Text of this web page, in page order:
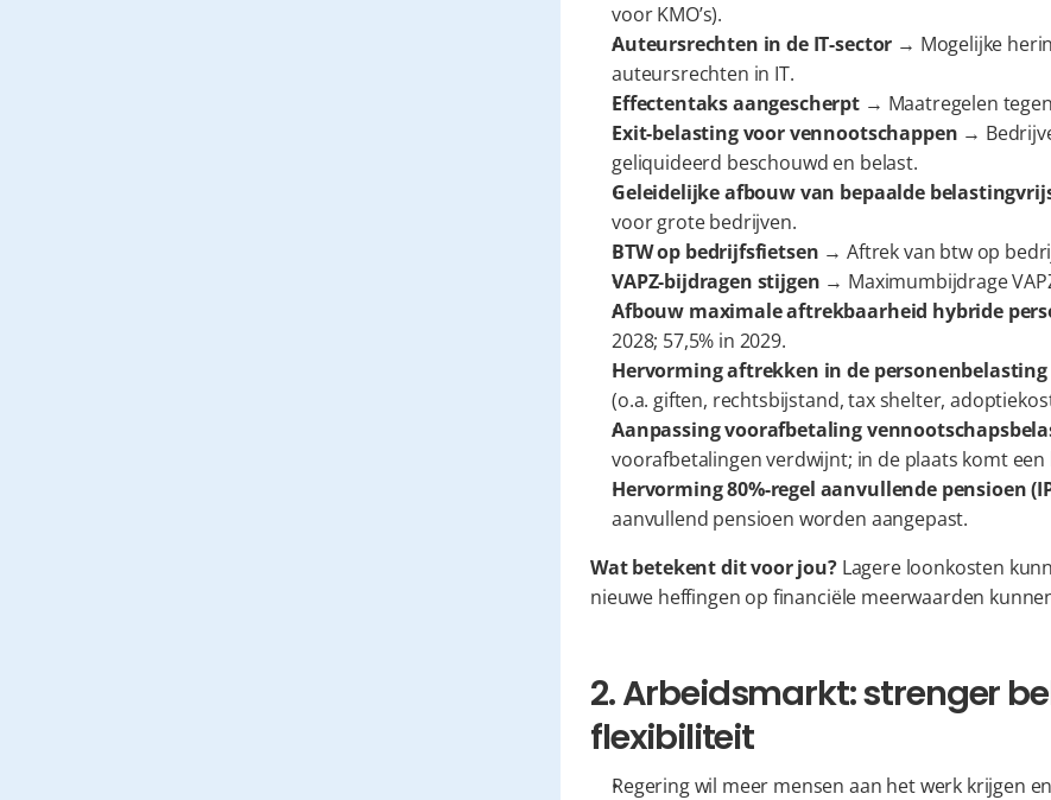
voor KMO’s).
Auteursrechten in de IT-sector → Mogelijke
auteursrechten in IT.
Effectentaks aangescherpt → Maatregelen
Exit-belasting voor vennootschappen →
geliquideerd beschouwd en belast.
Geleidelijke afbouw van bepaalde
voor grote bedrijven.
BTW op bedrijfsfietsen → Aftrek van btw op
VAPZ-bijdragen stijgen → Maximumbijdrage
Afbouw maximale aftrekbaarheid hybride
2028; 57,5% in 2029.
Hervorming aftrekken in de personenbelasting
(o.a. giften, rechtsbijstand, tax shelter,
Aanpassing voorafbetaling
voorafbetalingen verdwijnt; in de plaats komt
Hervorming 80%-regel aanvullende pensioen
aanvullend pensioen worden aangepast.
Wat betekent dit voor jou? Lagere loonkosten
nieuwe heffingen op financiële meerwaarden
2. Arbeidsmarkt: strenger
flexibiliteit
Regering wil meer mensen aan het werk krijgen